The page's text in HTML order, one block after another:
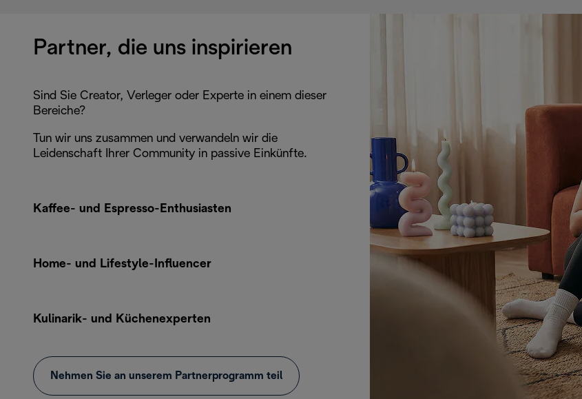
Partner, die uns inspirieren
Sind Sie Creator, Verleger oder Experte in einem dieser
Bereiche?
Tun wir uns zusammen und verwandeln wir die
Leidenschaft Ihrer Community in passive Einkünfte.
Kaffee- und Espresso-Enthusiasten
Home- und Lifestyle-Influencer
Kulinarik- und Küchenexperten
Nehmen Sie an unserem Partnerprogramm teil